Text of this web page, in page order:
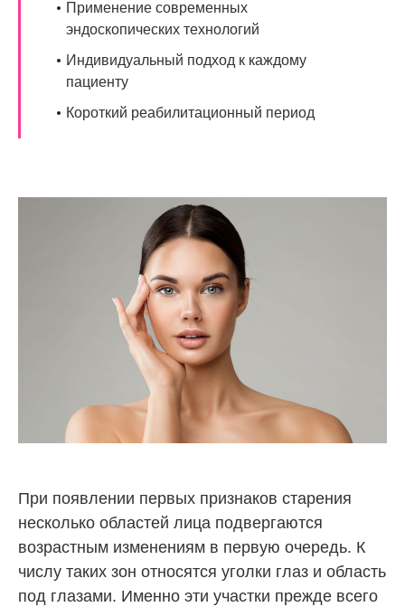
Применение современных
эндоскопических технологий
Индивидуальный подход к каждому
пациенту
Короткий реабилитационный период
При появлении первых признаков старения
несколько областей лица подвергаются
возрастным изменениям в первую очередь. К
числу таких зон относятся уголки глаз и область
под глазами. Именно эти участки прежде всего